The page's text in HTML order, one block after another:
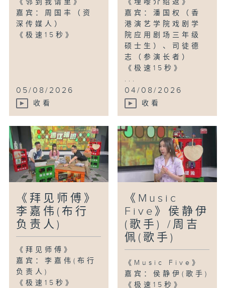
《邻到我请里》
嘉宾：周国丰（资
深传媒人）
《极速15秒》
05/08/2026
收看
《埋嚟介绍返》
嘉宾：潘国权（香
港演艺学院戏剧学
院应用剧场三年级
硕士生）、司徒德
志（参演长者）
《极速15秒》
...
04/08/2026
收看
《拜见师傅》
李嘉伟(布行
负责人)
《拜见师傅》
嘉宾：李嘉伟(布行
负责人)
《极速15秒》
《Music
Five》侯静伊
(歌手) /周吉
佩(歌手)
《Music Five》
嘉宾：侯静伊(歌手)
《极速15秒》